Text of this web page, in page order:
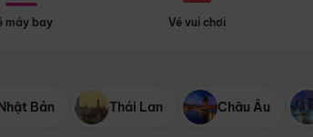
máy bay Vé vui chơi
Bản Thái Lan Châu Âu